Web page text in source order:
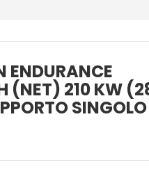
ENDURANCE
(NET) 210 KW
SINGOLO